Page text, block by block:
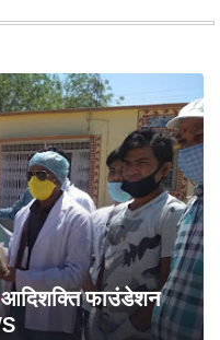
आदिशक्ति फाउंडेशन